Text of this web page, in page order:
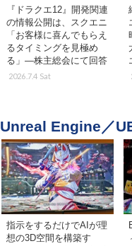
『ドラクエ12』開発関連
の情報公開は、スクエニ
「お客様に喜んでもらえ
るタイミングを見極め
る」―株主総会にて回答
2026.7.4 Sat
Unreal Engine／
指示をするだけでAIが理
想の3D空間を構築す